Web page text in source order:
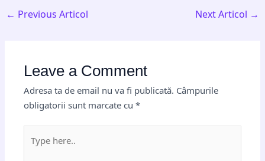
← Previous Articol Next Articol →
Leave a Comment
Adresa ta de email nu va fi publicată. Câmpurile
obligatorii sunt marcate cu*
here..